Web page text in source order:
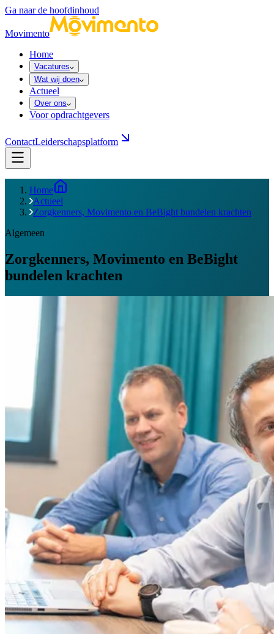
Ga naar de hoofdinhoud
Movimento
Home
Vacatures
Wat wij doen
Actueel
Over ons
Voor opdrachtgevers
ContactLeiderschapsplatform
Home
Actueel
Zorgkenners, Movimento en BeBight bundelen krachten
Algemeen
Zorgkenners, Movimento en BeBight
bundelen krachten